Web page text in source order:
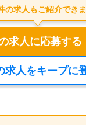
でのお問い合
大 阪
横 浜
受付：平日 9:15～19:00
の求人もご紹介できま